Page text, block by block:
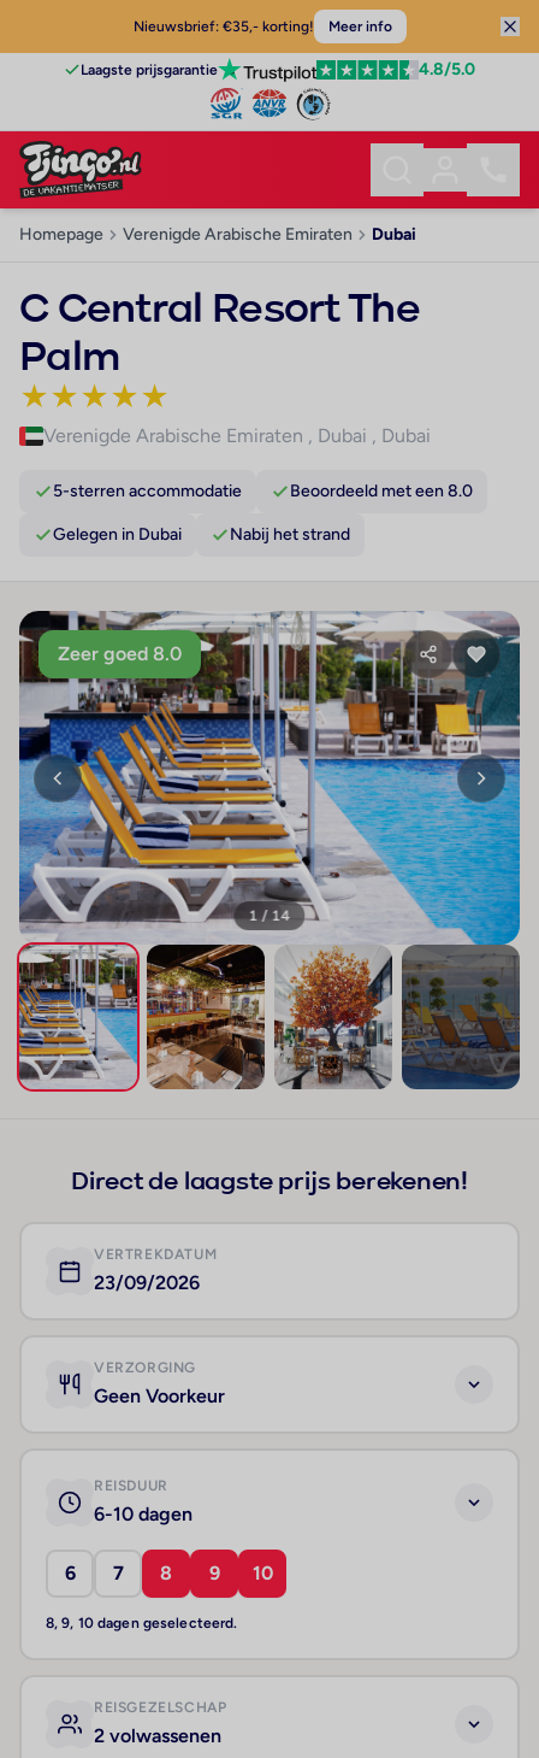
Nieuwsbrief: €35,- korting! Meer info
Laagste prijsgarantie 4.8/5.0
Homepage Verenigde Arabische Emiraten Dubai
C Central Resort The
Palm
★★★★★
Verenigde Arabische Emiraten , Dubai , Dubai
5-sterren accommodatie Beoordeeld met een 8.0
Gelegen in Dubai Nabij het strand
Zeer goed 8.0
1 / 14
Direct de laagste prijs berekenen!
VERTREKDATUM
23/09/2026
VERZORGING
Geen Voorkeur
REISDUUR
6-10 dagen
6 7 8 9 10
8, 9, 10 dagen geselecteerd.
REISGEZELSCHAP
2 volwassenen